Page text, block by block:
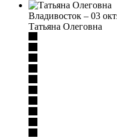
Владивосток – 03
Татьяна Олеговна